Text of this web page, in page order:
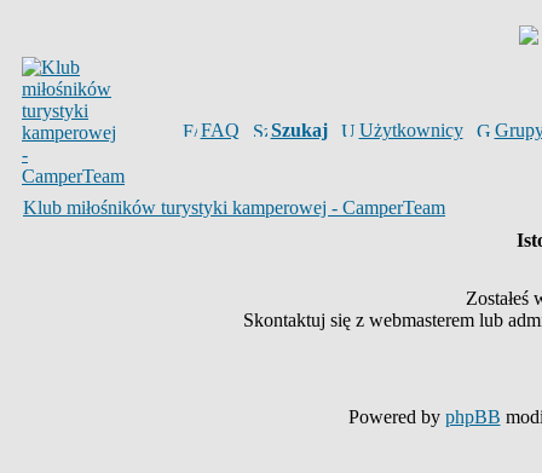
FAQ Szukaj Użytkownicy
Klub miłośników turystyki kamperowej - CamperTeam
Zostałeś
Skontaktuj się z webmasterem lub
Powered by phpBB